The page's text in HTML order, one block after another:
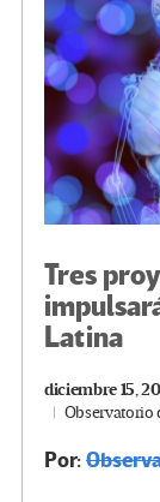
k
Tres
Latina
diciembre 15,
Observatorio
Por: